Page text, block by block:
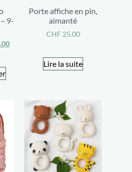
9-
Porte affiche en pin,
aimanté
CHF25.00
Lire la suite